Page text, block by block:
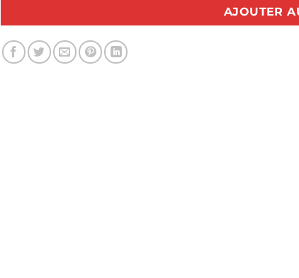
AJOUTER